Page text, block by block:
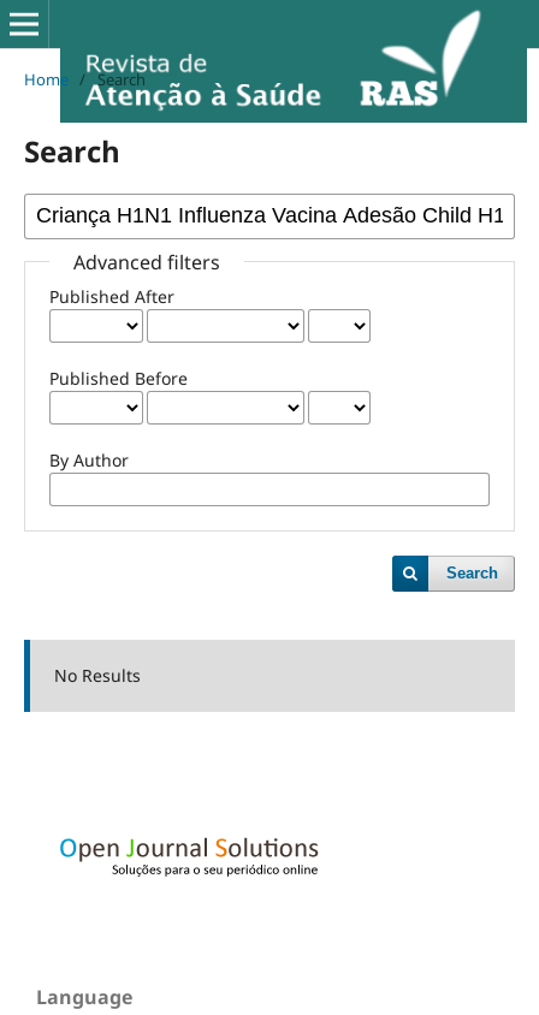
Home / Search
Search
Advanced filters
Published After
Published Before
By Author
Search
No Results
Language